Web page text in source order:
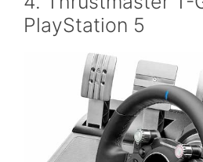
PlayStation 5